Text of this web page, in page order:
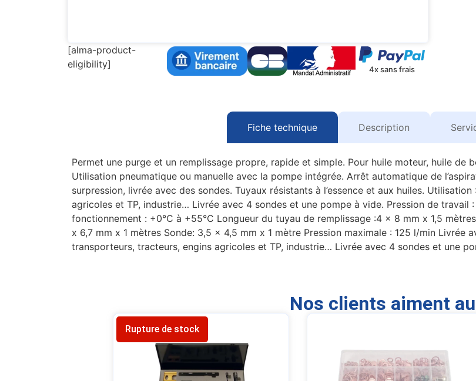
[alma-product-
eligibility]
4x sans frais
Fiche technique Description
Permet une purge et un remplissage propre, rapide et simple. Pour huile moteur, huile de
Utilisation pneumatique ou manuelle avec la pompe intégrée. Arrêt automatique de
surpression, livrée avec des sondes. Tuyaux résistants à l’essence et aux huiles.
agricoles et TP, industrie… Livrée avec 4 sondes et une pompe à vide. Pression de travail
fonctionnement : +0°C à +55°C Longueur du tuyau de remplissage :4 x 8 mm x 1,5
x 6,7 mm x 1 mètres Sonde: 3,5 x 4,5 mm x 1 mètre Pression maximale : 125 l/min Livrée
transporteurs, tracteurs, engins agricoles et TP, industrie… Livrée avec 4 sondes et une
Nos clients aiment
Rupture de stock